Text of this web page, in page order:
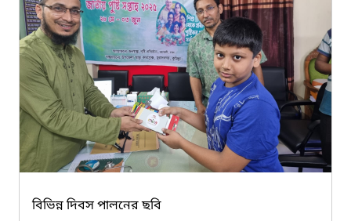
বিভিন্ন দিবস পালনের ছবি